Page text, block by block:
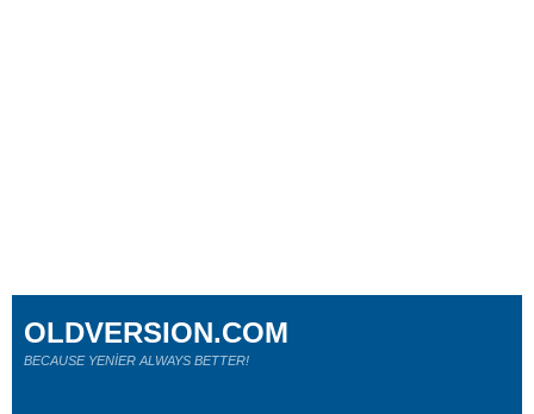
OLDVERSION.COM
BECAUSE YENİER ALWAYS BETTER!